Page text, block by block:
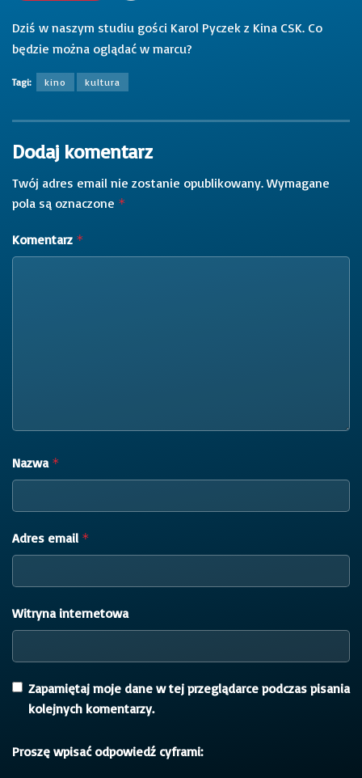
Dziś w naszym studiu gości Karol Pyczek z Kina CSK. Co
będzie można oglądać w marcu?
Tagi: kino kultura
Dodaj komentarz
Twój adres email nie zostanie opublikowany. Wymagane
pola są oznaczone *
Komentarz *
Nazwa *
Adres email *
Witryna internetowa
Zapamiętaj moje dane w tej przeglądarce podczas pisania
kolejnych komentarzy.
Proszę wpisać odpowiedź cyframi: